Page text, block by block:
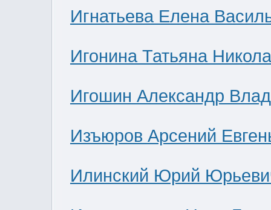
Игнатьева Елена
Игонина Татьяна
Игошин Александр
Изъюров Арсений
Илинский Юрий